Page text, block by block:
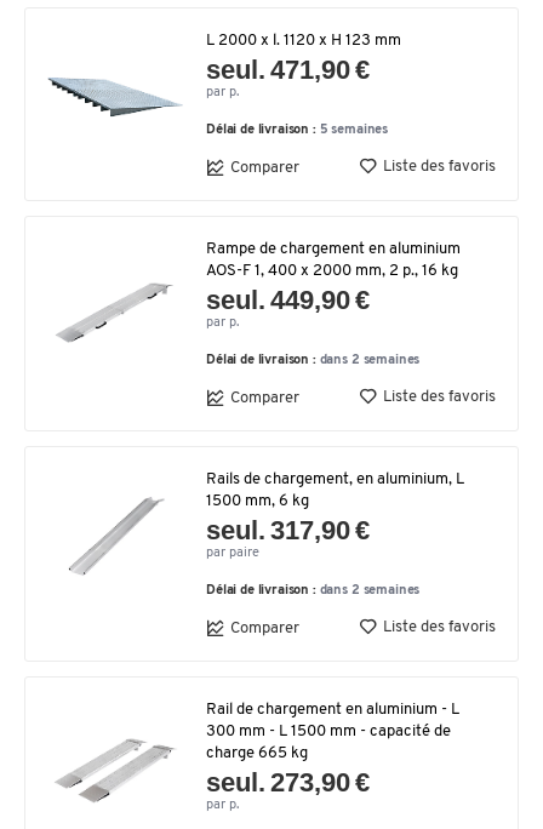
L 2000 x l. 1120 x H 123 mm
seul. 471,90 €
par p.
Délai de livraison : 5 semaines
Comparer Liste des favoris
Rampe de chargement en aluminium
AOS-F 1, 400 x 2000 mm, 2 p., 16 kg
seul. 449,90 €
par p.
Délai de livraison : dans 2 semaines
Comparer Liste des favoris
Rails de chargement, en aluminium, L
1500 mm, 6 kg
seul. 317,90 €
par paire
Délai de livraison : dans 2 semaines
Comparer Liste des favoris
Rail de chargement en aluminium - L
300 mm - L 1500 mm - capacité de
charge 665 kg
seul. 273,90 €
par p.